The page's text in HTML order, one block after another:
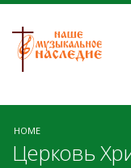
HOME
Церковь